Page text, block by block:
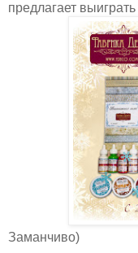
предлагает выиграть
Заманчиво)